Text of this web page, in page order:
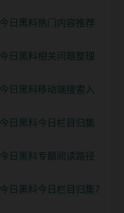
日黑料热门内容推荐
日黑料相关问题整理
日黑料移动端搜索入
日黑料今日栏目归集
日黑料专题阅读路径
日黑料今日栏目归集7